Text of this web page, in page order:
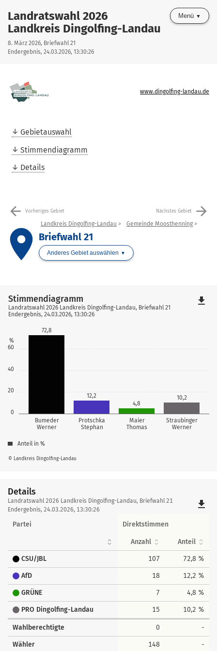
Landratswahl 2026
Landkreis Dingolfing-Landau
8. März 2026, Briefwahl 21
Endergebnis, 24.03.2026, 13:30:26
Menü
www.dingolfing-landau.de
Gebietauswahl
Stimmendiagramm
Details
arrow_back Vorheriges Gebiet Nächstes Gebiet arrow_forward
place
Landkreis Dingolfing-Landau Gemeinde Moosthenning
Briefwahl 21
Anderes Gebiet auswählen
0
20
40
60
%
Bumeder
Werner
Protschka
Stephan
Maier
Thomas
Straubinger
Werner
72,8
12,2
4,8
10,2
© Landkreis Dingolfing-Landau
Stimmendiagramm
Landratswahl 2026 Landkreis Dingolfing-Landau, Briefwahl 21
Endergebnis, 24.03.2026, 13:30:26
Anteil in %
file_download
Details
Details
Landratswahl 2026 Landkreis Dingolfing-Landau, Briefwahl 21
Endergebnis, 24.03.2026, 13:30:26
file_download
Partei Direktstimmen
Anzahl Anteil
CSU/JBL 107 72,8 %
AfD 18 12,2 %
GRÜNE 7 4,8 %
PRO Dingolfing-Landau 15 10,2 %
Wahlberechtigte 0 -
Wähler 148 -